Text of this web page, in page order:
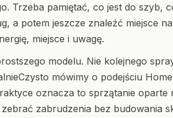
Trzeba pamiętać, co jest do szyb,
a potem jeszcze znaleźć miejsce
miejsce i uwagę.
modelu. Nie kolejnego
mówimy o podejściu
oznacza to sprzątanie
zabrudzenia bez budowania